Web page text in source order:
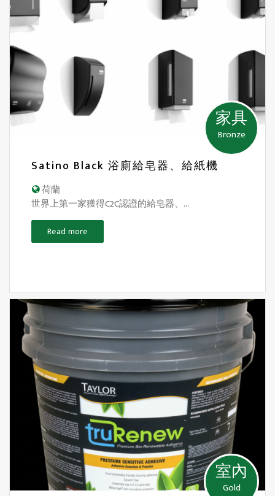
家具
Bronze
Satino Black 浴廁給皂器、給紙機
荷蘭
世界上第一家獲得C2C認證的給皂器、...
Read more
室內
Gold